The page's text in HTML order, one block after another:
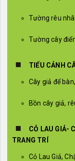
Tường rêu
Tường cây
TIỂU CẢNH
Cây giả để
Bồn cây giả,
CỎ LAU GIẢ-
TRANG TRÍ
Cỏ Lau Giả,